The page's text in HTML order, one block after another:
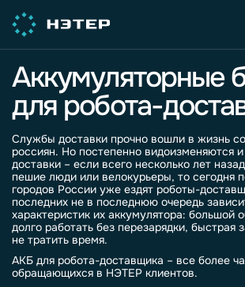
Аккумуляторные
для робота-
Службы доставки прочно вошли в жизнь
россиян. Но постепенно видоизменяются
доставки – если всего несколько лет
пешие люди или велокурьеры, то сегодня
городов России уже ездят роботы-
последних не в последнюю очередь
характеристик их аккумулятора: большой
долго работать без перезарядки, быстрая
не тратить время.
АКБ для робота-доставщика – все более
обращающихся в НЭТЕР клиентов.